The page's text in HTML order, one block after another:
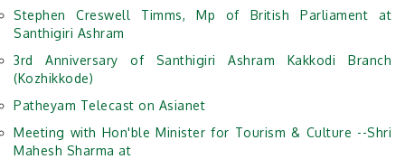
Stephen Creswell Timms, Mp of British Parliament at
Santhigiri Ashram
3rd Anniversary of Santhigiri Ashram Kakkodi Branch
(Kozhikkode)
Patheyam Telecast on Asianet
Meeting with Hon'ble Minister for Tourism & Culture --Shri
Mahesh Sharma at